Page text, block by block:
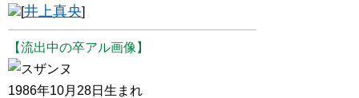
[井上真央]
【流出中の卒アル画像】
スザンヌ
1986年10月28日生まれ